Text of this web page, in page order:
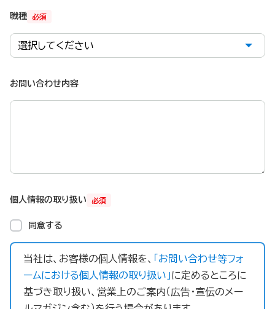
必須
職種
お問い合わせ内容
必須
個人情報の取り扱い
同意する
当社は、お客様の個人情報を、
「お問い合わせ等フォ
ームにおける個人情報の取り扱い」に定めるところに
基づき取り扱い、営業上のご案内（広告・宣伝のメー